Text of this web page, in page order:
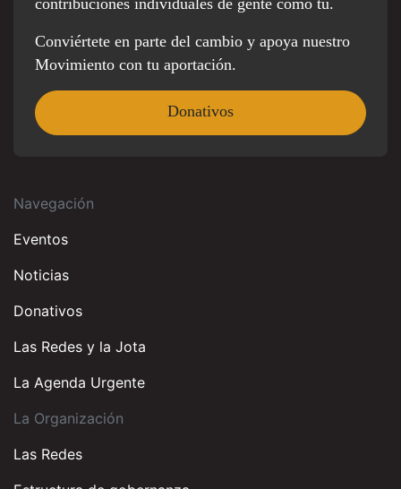
contribuciones individuales de gente como tú.
Conviértete en parte del cambio y apoya nuestro
Movimiento con tu aportación.
Donativos
Navegación
Eventos
Noticias
Donativos
Las Redes y la Jota
La Agenda Urgente
La Organización
Las Redes